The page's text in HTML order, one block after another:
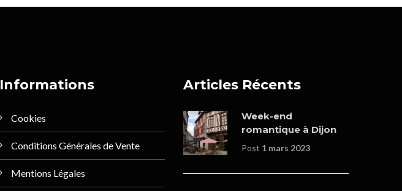
Informations
Cookies
Conditions Générales de Vente
Mentions Légales
Articles Récents
Week-end
romantique à Dijon
Post 1 mars 2023